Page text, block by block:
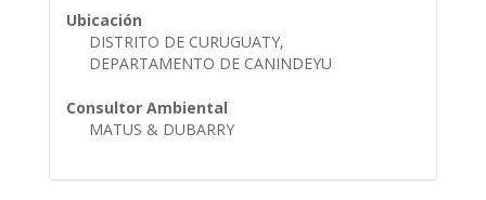
Ubicación
DISTRITO DE CURUGUATY,
DEPARTAMENTO DE CANINDEYU
Consultor Ambiental
MATUS & DUBARRY